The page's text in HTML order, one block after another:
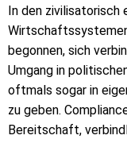
In den
begonnen, sich
Umgang in
oftmals sogar in
zu geben.
Bereitschaft,